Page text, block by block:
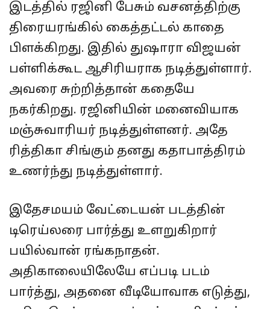
இடத்தில் ரஜினி பேசும் வசனத்திற்கு
திரையரங்கில் கைத்தட்டல் காதை
பிளக்கிறது. இதில் துஷாரா விஜயன்
பள்ளிக்கூட ஆசிரியராக நடித்துள்ளார்.
அவரை சுற்றித்தான் கதையே
நகர்கிறது. ரஜினியின் மனைவியாக
மஞ்சுவாரியர் நடித்துள்ளனர். அதே
ரித்திகா சிங்கும் தனது கதாபாத்திரம்
உணர்ந்து நடித்துள்ளார்.
இதேசமயம் வேட்டையன் படத்தின்
டிரெய்லரை பார்த்து உளறுகிறார்
பயில்வான் ரங்கநாதன்.
அதிகாலையிலேயே எப்படி படம்
பார்த்து, அதனை வீடியோவாக எடுத்து,